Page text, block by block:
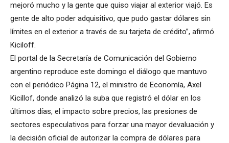
mejoró mucho y la gente que quiso viajar al exterior viajó. Es
gente de alto poder adquisitivo, que pudo gastar dólares sin
límites en el exterior a través de su tarjeta de crédito”, afirmó
Kiciloff.
El portal de la Secretaría de Comunicación del Gobierno
argentino reproduce este domingo el diálogo que mantuvo
con el periódico Página 12, el ministro de Economía, Axel
Kicillof, donde analizó la suba que registró el dólar en los
últimos días, el impacto sobre precios, las presiones de
sectores especulativos para forzar una mayor devaluación y
la decisión oficial de autorizar la compra de dólares para